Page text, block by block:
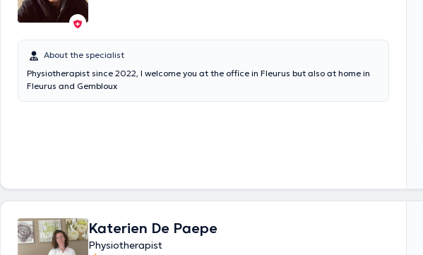
About the specialist
Physiotherapist since 2022, I welcome you at the office in Fleurus but also at home in
Fleurus and Gembloux
Katerien De Paepe
Physiotherapist